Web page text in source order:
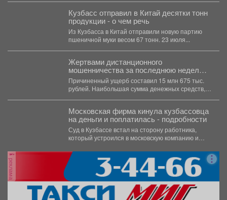
Кузбасс отправил в Китай десятки тонн
продукции - о чем речь
Из Кузбасса в Китай отправили новую партию
пшеничной муки весом 67 тонн. 23 июля...
️Жертвами дистанционного
мошенничества за последнюю неделю
стал 51 житель региона.
Причиненный ущерб составил 15 млн 675 тыс.
рублей. Наибольшая сумма денежных средств,
Московская фирма кинула кузбассовца
на деньги и поплатилась - подробности
Суд в Кузбассе встал на сторону работника,
который устроился в московскую компанию и
реклама